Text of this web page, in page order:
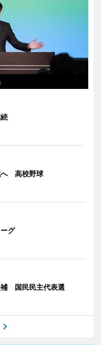
へ 高校野球
グ
補 国民民主代表選